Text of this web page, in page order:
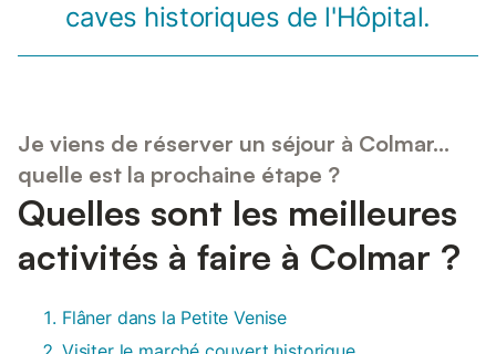
caves historiques de l'Hôpital.
Je viens de réserver un séjour à Colmar...
quelle est la prochaine étape ?
Quelles sont les meilleures
activités à faire à Colmar ?
Flâner dans la Petite Venise